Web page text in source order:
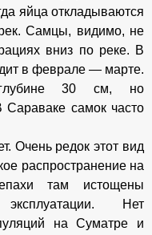
яйца откладываются
Самцы, видимо, не
вниз по реке. В
в феврале — марте.
глубине 30 см, но
самок часто
Очень редок этот вид
распространение на
там истощены
Нет
на Суматре и